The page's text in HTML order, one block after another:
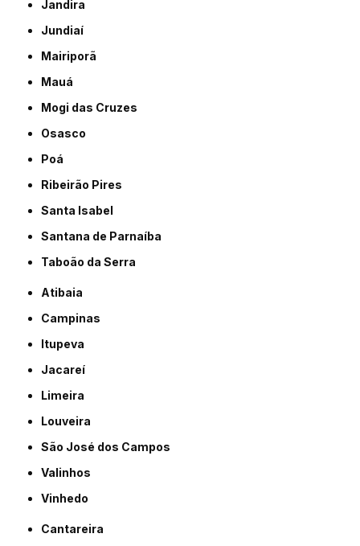
Jandira
Jundiaí
Mairiporã
Mauá
Mogi das Cruzes
Osasco
Poá
Ribeirão Pires
Santa Isabel
Santana de Parnaíba
Taboão da Serra
Atibaia
Campinas
Itupeva
Jacareí
Limeira
Louveira
São José dos Campos
Valinhos
Vinhedo
Cantareira